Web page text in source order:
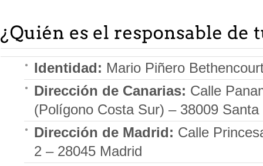
Identidad: Mario Piñero
Dirección de Canarias: Calle
(Polígono Costa Sur) – 38009 Santa
Dirección de Madrid: Calle
2 – 28045 Madrid